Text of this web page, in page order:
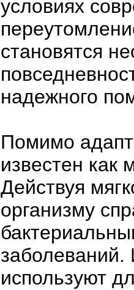
условиях
становятся
надежного
Помимо
известен
Действуя
организму
заболеваний.
используют